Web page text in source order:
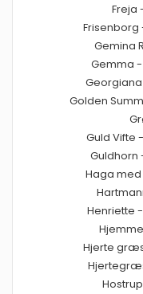
Freja
Frisenborg
Gemina
Gemma
Golden
Guld Vifte
Guldhorn
Haga
Henriette
Hjerte